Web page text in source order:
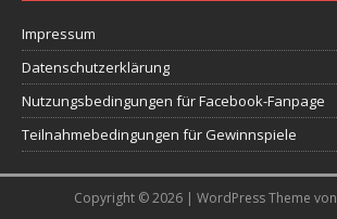
Impressum
Datenschutzerklärung
Nutzungsbedingungen für Facebook-Fanpage
Teilnahmebedingungen für Gewinnspiele
Copyright © 2026 | WordPress Theme von